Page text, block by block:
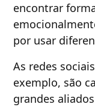
encontrar
por usar
As redes
exemplo, são
grandes